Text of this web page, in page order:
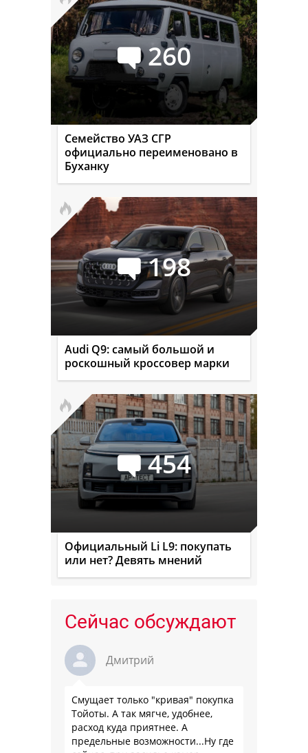
260
Семейство УАЗ СГР
официально переименовано в
Буханку
198
Audi Q9: самый большой и
роскошный кроссовер марки
454
Официальный Li L9: покупать
или нет? Девять мнений
Сейчас обсуждают
Дмитрий
Смущает только "кривая" покупка
Тойоты. А так мягче, удобнее,
расход куда приятнее. А
предельные возможности...Ну где